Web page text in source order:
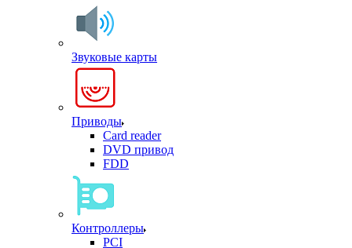
Звуковые карты
Приводы
Card reader
DVD привод
FDD
Контроллеры
PCI